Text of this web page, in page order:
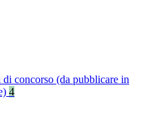
di concorso (da pubblicare in
4